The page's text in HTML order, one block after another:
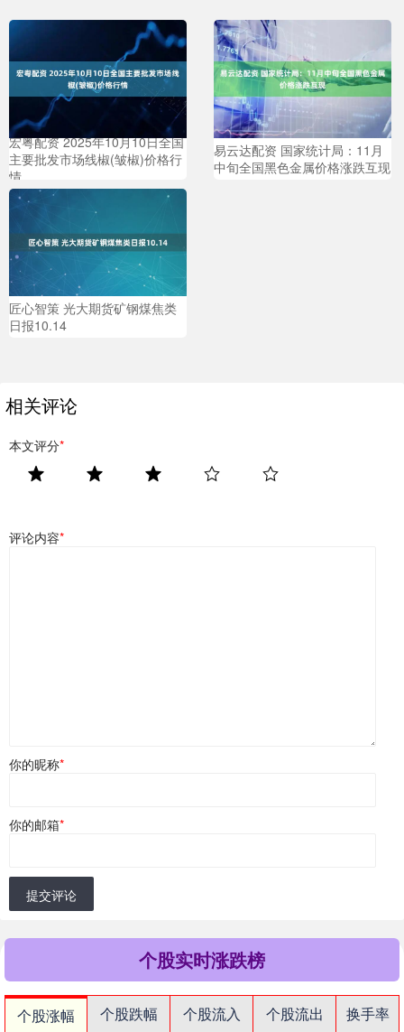
宏粤配资 2025年10月10日全国
主要批发市场线椒(皱椒)价格行
情
易云达配资 国家统计局：11月
中旬全国黑色金属价格涨跌互现
匠心智策 光大期货矿钢煤焦类
日报10.14
相关评论
本文评分*
评论内容*
你的昵称*
你的邮箱*
提交评论
个股实时涨跌榜
个股涨幅 个股跌幅 个股流入 个股流出
换手率